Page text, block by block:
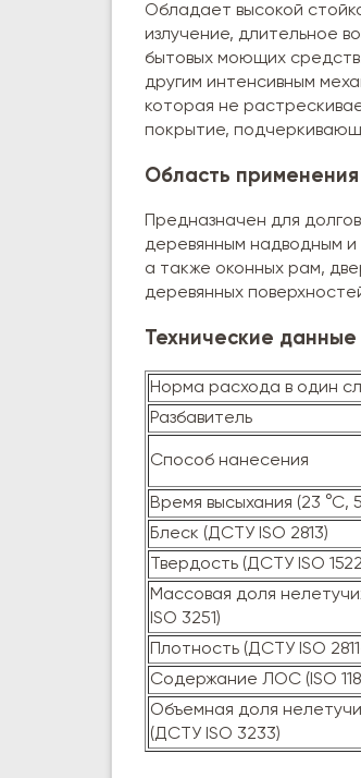
Обладает высокой
излучение, длительное
бытовых моющих
другим интенсивным
которая не
покрытие,
Область применения
Предназначен для
деревянным надводным и
а также оконных рам,
деревянных
Технические данные
Норма расхода в один
Разбавитель
Способ нанесения
Время высыхания (23 °С,
Блеск (ДСТУ ISO 2813)
Твердость (ДСТУ ISO
Массовая доля
ISO 3251)
Плотность (ДСТУ ISO
Содержание ЛОС (ISO
Объемная доля
(ДСТУ ISO 3233)